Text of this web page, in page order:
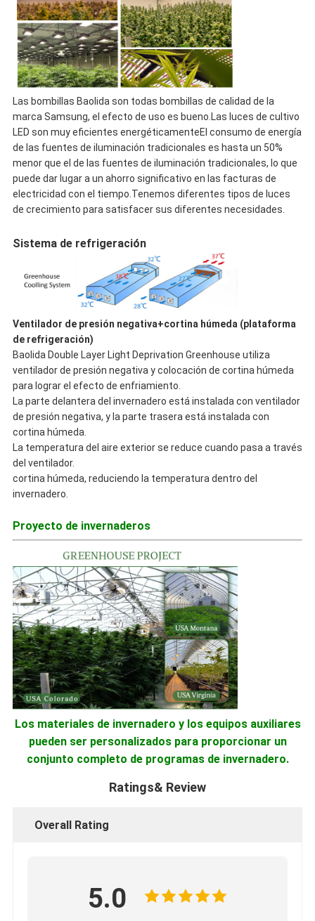
Las bombillas Baolida son todas bombillas de calidad de la
marca Samsung, el efecto de uso es bueno.Las luces de cultivo
LED son muy eficientes energéticamenteEl consumo de energía
de las fuentes de iluminación tradicionales es hasta un 50%
menor que el de las fuentes de iluminación tradicionales, lo que
puede dar lugar a un ahorro significativo en las facturas de
electricidad con el tiempo.Tenemos diferentes tipos de luces
de crecimiento para satisfacer sus diferentes necesidades.
Sistema de refrigeración
Ventilador de presión negativa+cortina húmeda (plataforma
de refrigeración)
Baolida Double Layer Light Deprivation Greenhouse utiliza
ventilador de presión negativa y colocación de cortina húmeda
para lograr el efecto de enfriamiento.
La parte delantera del invernadero está instalada con ventilador
de presión negativa, y la parte trasera está instalada con
cortina húmeda.
La temperatura del aire exterior se reduce cuando pasa a través
del ventilador.
cortina húmeda, reduciendo la temperatura dentro del
invernadero.
Proyecto de invernaderos
Los materiales de invernadero y los equipos auxiliares
pueden ser personalizados para proporcionar un
conjunto completo de programas de invernadero.
Ratings& Review
Overall Rating
5.0